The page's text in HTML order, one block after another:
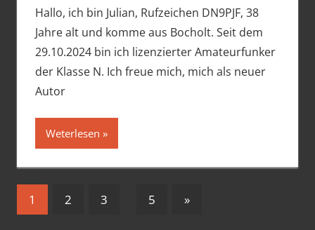
Hallo, ich bin Julian, Rufzeichen DN9PJF, 38
Jahre alt und komme aus Bocholt. Seit dem
29.10.2024 bin ich lizenzierter Amateurfunker
der Klasse N. Ich freue mich, mich als neuer
Autor
Weterlesen
Seitennummerierung
1 2 3 5
Nächste
»